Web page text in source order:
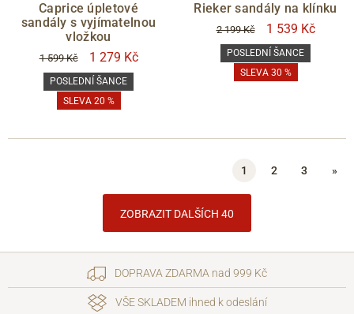
Caprice úpletové
sandály s vyjímatelnou
vložkou
1 599 Kč 1 279 Kč
POSLEDNÍ ŠANCE
SLEVA 20 %
Rieker sandály na klínku
2 199 Kč 1 539 Kč
POSLEDNÍ ŠANCE
SLEVA 30 %
1 2 3 »
ZOBRAZIT DALŠÍCH 40
DOPRAVA ZDARMA nad 999 Kč
VŠE SKLADEM ihned k odeslání